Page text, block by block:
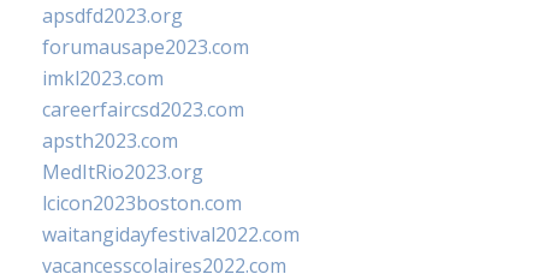
apsdfd2023.org
forumausape2023.com
imkl2023.com
careerfaircsd2023.com
apsth2023.com
MedItRio2023.org
lcicon2023boston.com
waitangidayfestival2022.com
vacancesscolaires2022.com